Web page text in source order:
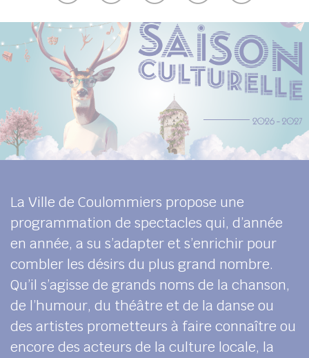
La Ville de Coulommiers propose une
programmation de spectacles qui, d’année
en année, a su s’adapter et s’enrichir pour
combler les désirs du plus grand nombre.
Qu’il s’agisse de grands noms de la chanson,
de l’humour, du théâtre et de la danse ou
des artistes prometteurs à faire connaître ou
encore des acteurs de la culture locale, la